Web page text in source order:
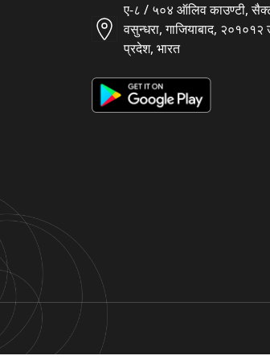
ए-८ / ५०४ ऑलिव काउण्टी,
वसुन्धरा, गाजियाबाद, २०१०१२
प्रदेश, भारत